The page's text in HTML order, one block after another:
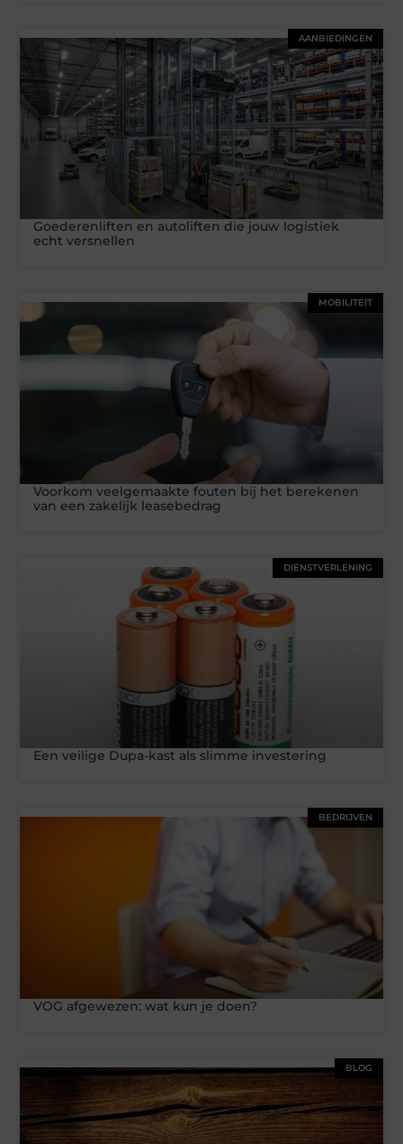
AANBIEDINGEN
Goederenliften en autoliften die jouw logistiek
echt versnellen
MOBILITEIT
Voorkom veelgemaakte fouten bij het berekenen
van een zakelijk leasebedrag
DIENSTVERLENING
Een veilige Dupa-kast als slimme investering
BEDRIJVEN
VOG afgewezen: wat kun je doen?
BLOG